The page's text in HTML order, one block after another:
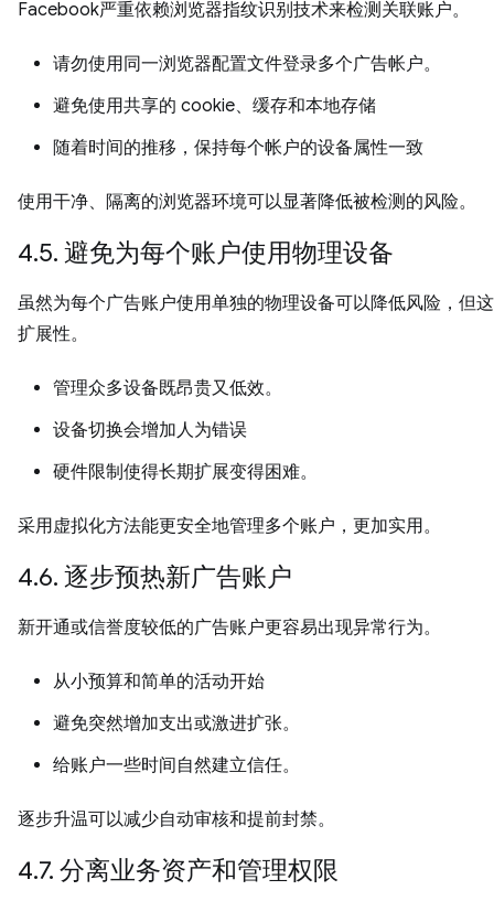
Facebook严重依赖浏览器指纹识别技术来检测关联账户。
请勿使用同一浏览器配置文件登录多个广告帐户。
避免使用共享的 cookie、缓存和本地存储
随着时间的推移，保持每个帐户的设备属性一致
使用干净、隔离的浏览器环境可以显著降低被检测的风险。
4.5. 避免为每个账户使用物理设备
虽然为每个广告账户使用单独的物理设备可以降低风险，但
扩展性。
管理众多设备既昂贵又低效。
设备切换会增加人为错误
硬件限制使得长期扩展变得困难。
采用虚拟化方法能更安全地管理多个账户，更加实用。
4.6. 逐步预热新广告账户
新开通或信誉度较低的广告账户更容易出现异常行为。
从小预算和简单的活动开始
避免突然增加支出或激进扩张。
给账户一些时间自然建立信任。
逐步升温可以减少自动审核和提前封禁。
4.7. 分离业务资产和管理权限